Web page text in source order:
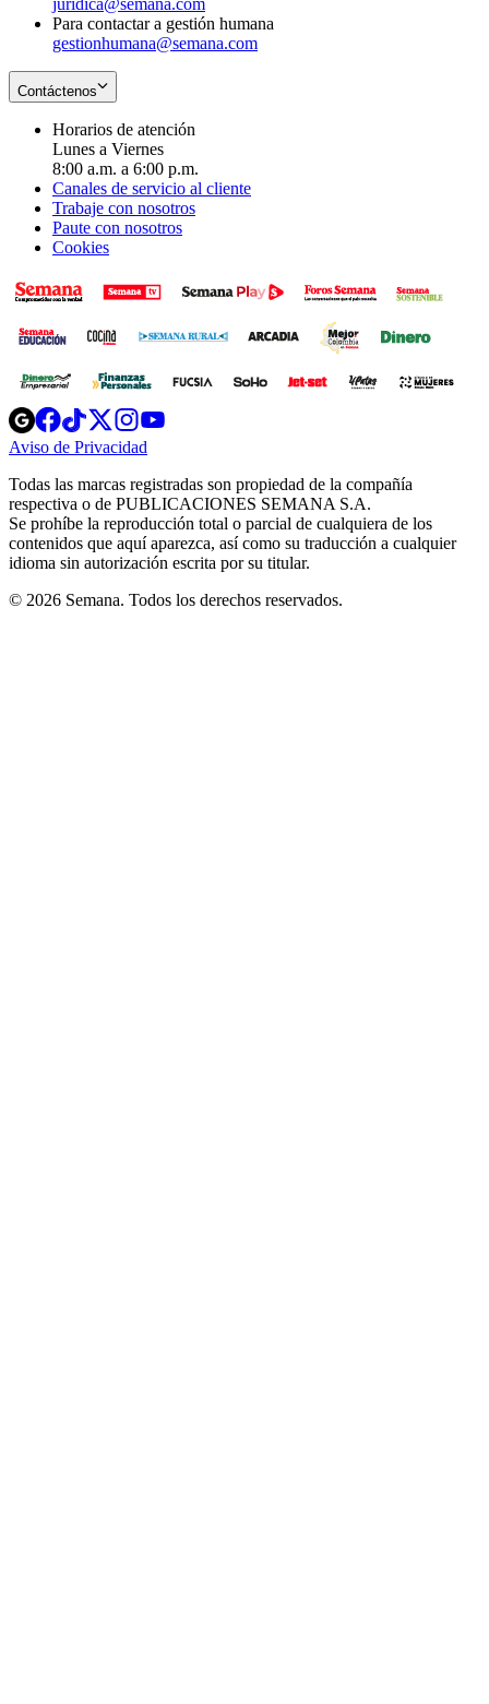
Para contactar a gestión humana
gestionhumana@semana.com
Contáctenos
Horarios de atención
Lunes a Viernes
8:00 a.m. a 6:00 p.m.
Canales de servicio al cliente
Trabaje con nosotros
Paute con nosotros
Cookies
Opens
in
new
Opens
in
new
Opens
in
new
window
Opens
new
windowwindow
Aviso de Privacidad
new
window
Todas las marcas registradas son propiedad de la compañía
respectiva o de PUBLICACIONES SEMANA S.A.
Se prohíbe la reproducción total o parcial de cualquiera de los
contenidos que aquí aparezca, así como su traducción a cualquier
idioma sin autorización escrita por su titular.
© 2026 Semana. Todos los derechos reservados.